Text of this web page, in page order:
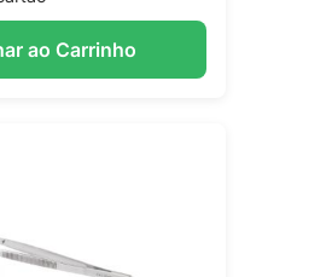
ao Carrinho